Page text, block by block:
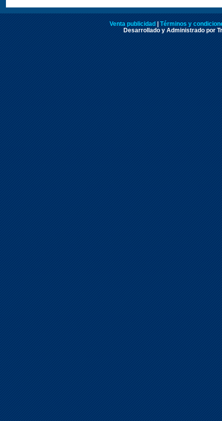
Venta publicidad
Términos y
Desarrollado y Administrado por